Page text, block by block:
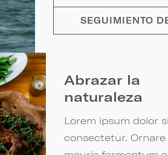
SEGUIMIENTO
Abrazar la
naturaleza
Lorem ipsum dolor
consectetur. Ornare